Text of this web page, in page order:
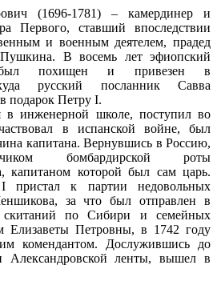
(1696-1781) – камердинер и
Первого, ставший впоследствии
и военным деятелем, прадед
В восемь лет эфиопский
похищен и привезен в
русский посланник Савва
подарок Петру I.
инженерной школе, поступил во
в испанской войне, был
капитана. Вернувшись в Россию,
бомбардирской роты
капитаном которой был сам царь.
пристал к партии недовольных
за что был отправлен в
по Сибири и семейных
Елизаветы Петровны, в 1742 году
комендантом. Дослужившись до
Александровской ленты, вышел в